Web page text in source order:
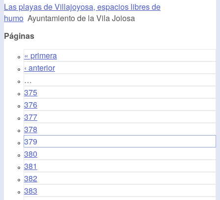
Las playas de Villajoyosa, espacios libres de
humo Ayuntamiento de la Vila Joiosa
Páginas
« primera
‹ anterior
…
375
376
377
378
379
380
381
382
383